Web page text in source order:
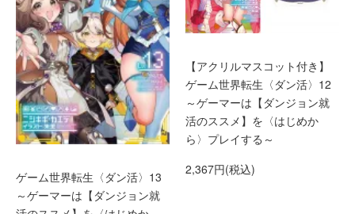
ゲーム世界転生〈ダン活〉13
～ゲーマーは【ダンジョン就
【アクリルマスコット付き】
ゲーム世界転生〈ダン活〉12
～ゲーマーは【ダンジョン就
活のススメ】を〈はじめか
ら〉プレイする～
2,367円(税込)